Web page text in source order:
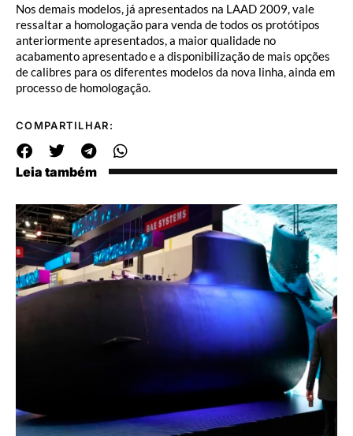
Nos demais modelos, já apresentados na LAAD 2009, vale
ressaltar a homologação para venda de todos os protótipos
anteriormente apresentados, a maior qualidade no
acabamento apresentado e a disponibilização de mais opções
de calibres para os diferentes modelos da nova linha, ainda em
processo de homologação.
COMPARTILHAR:
Leia também